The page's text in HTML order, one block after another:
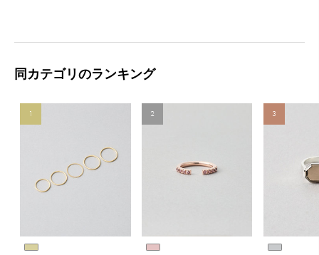
同カテゴリのランキング
1 2 3